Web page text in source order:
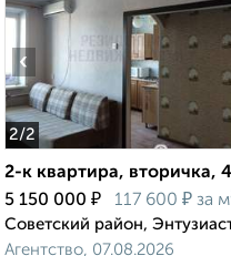
2/2
‹
2-к квартира, вторичка,
5 150 000 ₽ 117 600 ₽ за
Советский район,
Агентство, 07.08.2026